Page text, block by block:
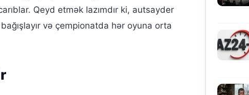
Qeyd etmək lazımdır ki, autsayder
və çempionatda hər oyuna orta